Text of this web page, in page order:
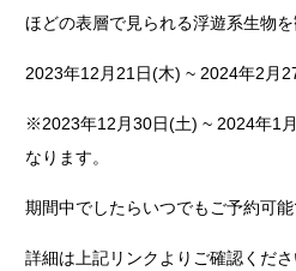
ほどの表層で見られる浮遊系生物を
2023年12月21日(木) ~ 2024年2月
※2023年12月30日(土) ~ 2024年1
なります。
期間中でしたらいつでもご予約可
詳細は上記リンクよりご確認くださ